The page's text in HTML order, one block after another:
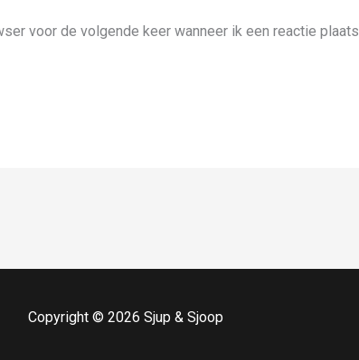
voor de volgende keer wanneer ik een reactie plaats.
Copyright © 2026 Sjup & Sjoop